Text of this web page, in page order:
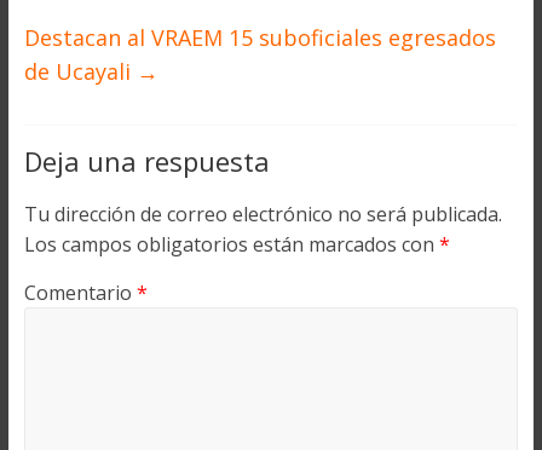
Destacan al VRAEM 15 suboficiales egresados
de Ucayali →
Deja una respuesta
Tu dirección de correo electrónico no será publicada.
Los campos obligatorios están marcados con *
Comentario *